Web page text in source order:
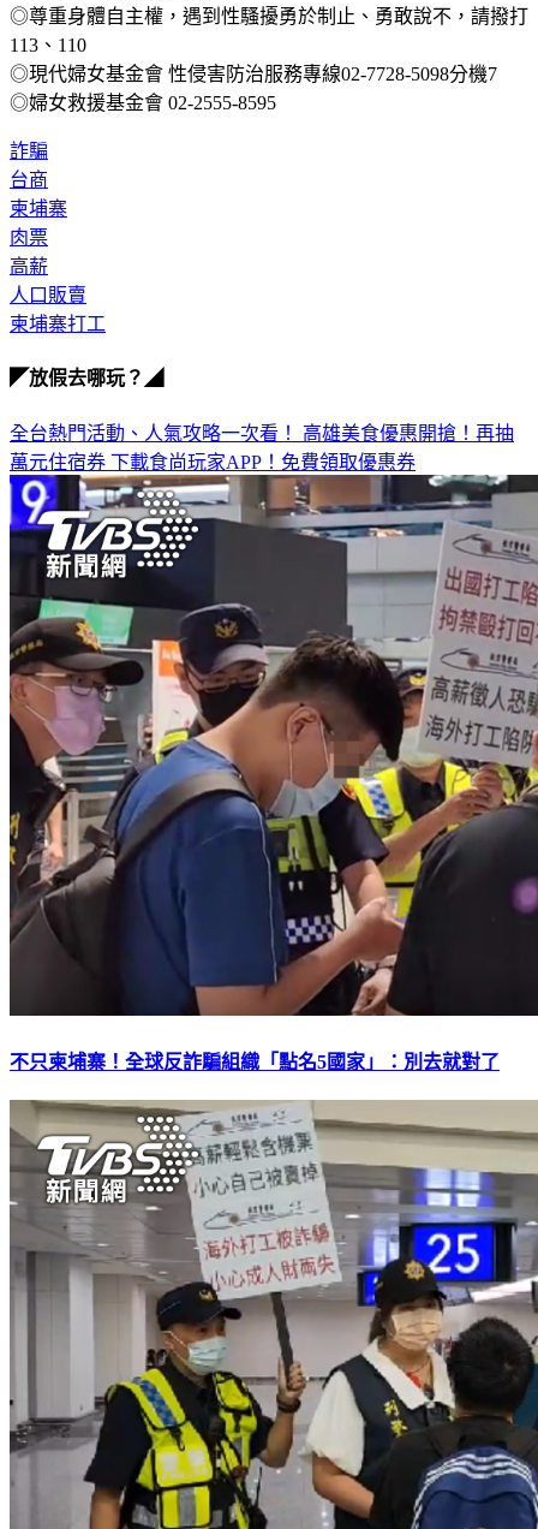
◎尊重身體自主權，遇到性騷擾勇於制止、勇敢說不，請撥打
113、110
◎現代婦女基金會 性侵害防治服務專線02-7728-5098分機7
◎婦女救援基金會 02-2555-8595
詐騙
台商
柬埔寨
肉票
高薪
人口販賣
柬埔寨打工
◤放假去哪玩？◢
全台熱門活動、人氣攻略一次看！ 高雄美食優惠開搶！再抽
萬元住宿券 下載食尚玩家APP！免費領取優惠券
不只柬埔寨！全球反詐騙組織「點名5國家」：別去就對了